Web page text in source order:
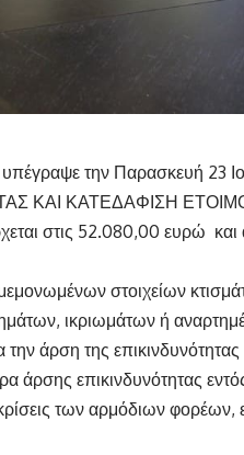
την Παρασκευή 23
ΚΑΙ ΚΑΤΕΔΑΦΙΣΗ
στις 52.080,00 ευρώ και
στοιχείων
ικριωμάτων ή
άρση της
άρσης επικινδυνότητας
των αρμόδιων φορέων,